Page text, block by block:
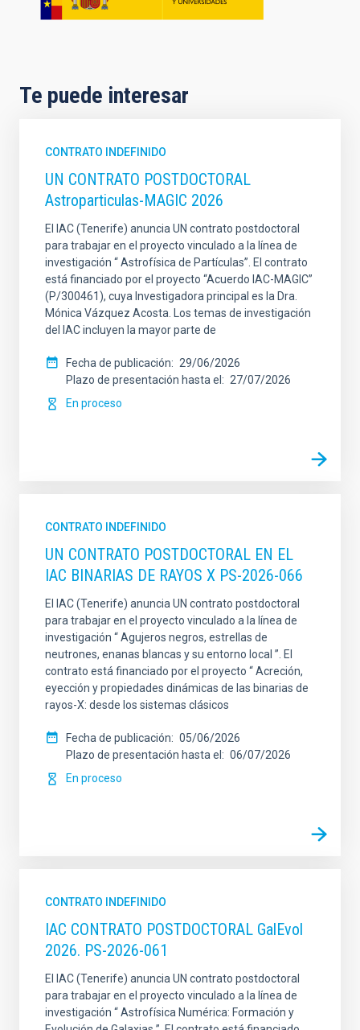
Te puede interesar
CONTRATO INDEFINIDO
UN CONTRATO POSTDOCTORAL
Astroparticulas-MAGIC 2026
El IAC (Tenerife) anuncia UN contrato postdoctoral
para trabajar en el proyecto vinculado a la línea de
investigación “ Astrofísica de Partículas”. El contrato
está financiado por el proyecto “Acuerdo IAC-MAGIC”
(P/300461), cuya Investigadora principal es la Dra.
Mónica Vázquez Acosta. Los temas de investigación
del IAC incluyen la mayor parte de
Fecha de publicación
29/06/2026
Plazo de presentación hasta el
27/07/2026
En proceso
CONTRATO INDEFINIDO
UN CONTRATO POSTDOCTORAL EN EL
IAC BINARIAS DE RAYOS X PS-2026-066
El IAC (Tenerife) anuncia UN contrato postdoctoral
para trabajar en el proyecto vinculado a la línea de
investigación “ Agujeros negros, estrellas de
neutrones, enanas blancas y su entorno local ”. El
contrato está financiado por el proyecto “ Acreción,
eyección y propiedades dinámicas de las binarias de
rayos-X: desde los sistemas clásicos
Fecha de publicación
05/06/2026
Plazo de presentación hasta el
06/07/2026
En proceso
CONTRATO INDEFINIDO
IAC CONTRATO POSTDOCTORAL GalEvol
2026. PS-2026-061
El IAC (Tenerife) anuncia UN contrato postdoctoral
para trabajar en el proyecto vinculado a la línea de
investigación “ Astrofísica Numérica: Formación y